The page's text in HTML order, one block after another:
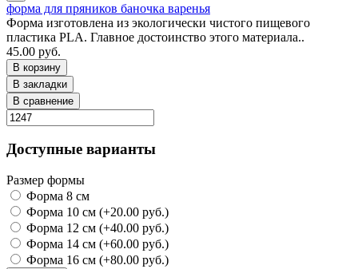
форма для пряников баночка варенья
Форма изготовлена из экологически чистого пищевого
пластика PLA. Главное достоинство этого материала..
45.00 руб.
В корзину
В закладки
В сравнение
Доступные варианты
Размер формы
Форма 8 см
Форма 10 см (+20.00 руб.)
Форма 12 см (+40.00 руб.)
Форма 14 см (+60.00 руб.)
Форма 16 см (+80.00 руб.)